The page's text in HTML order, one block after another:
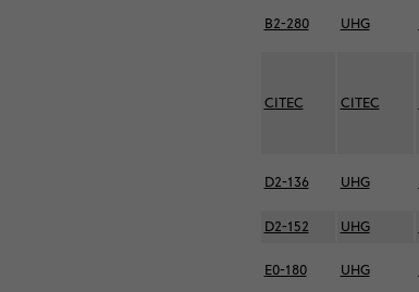
B2-280 UHG
CITEC CITEC
D2-136 UHG
D2-152 UHG
E0-180 UHG